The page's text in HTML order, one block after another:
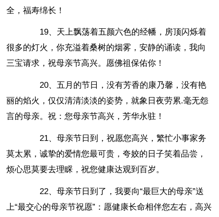
全，福寿绵长！
19、天上飘荡着五颜六色的经幡，房顶闪烁着
很多的灯火，你充溢着桑树的烟雾，安静的诵读，我向
三宝请求，祝母亲节高兴。愿佛祖保佑你！
20、五月的节日，没有芳香的康乃馨，没有艳
丽的焰火，仅仅清清淡淡的姿势，就象日夜劳累.毫无怨
言的母亲。祝：您母亲节高兴，芳华永驻！
21、母亲节日到，祝愿您高兴，繁忙小事家务
莫太累，诚挚的爱情您最可贵，夸姣的日子笑着品尝，
烦心思莫要去理睬，祝您健康达观到百岁。
22、母亲节日到了，我要向“最巨大的母亲”送
上“最交心的母亲节祝愿”：愿健康长命相伴您左右，高兴